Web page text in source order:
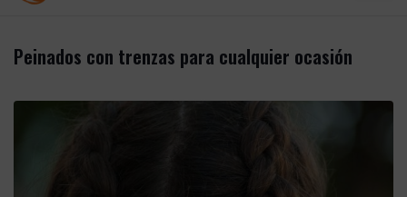
Peinados con trenzas para cualquier ocasión